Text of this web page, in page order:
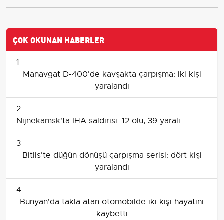
ÇOK OKUNAN HABERLER
1
Manavgat D-400'de kavşakta çarpışma: iki kişi
yaralandı
2
Nijnekamsk'ta İHA saldırısı: 12 ölü, 39 yaralı
3
Bitlis'te düğün dönüşü çarpışma serisi: dört kişi
yaralandı
4
Bünyan'da takla atan otomobilde iki kişi hayatını
kaybetti